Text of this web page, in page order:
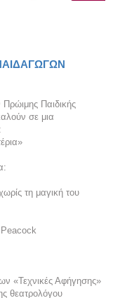
Παιδικής
σε μια
τη μαγική του
Peacock
«Τεχνικές Αφήγησης»
θεατρολόγου